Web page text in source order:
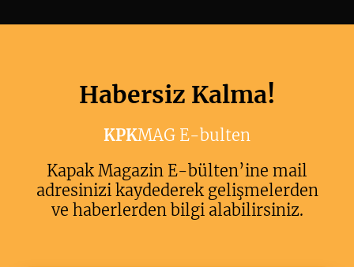
Habersiz Kalma!
KPKMAG E-bulten
Kapak Magazin E-bülten’ine mail
adresinizi kaydederek gelişmelerden
ve haberlerden bilgi alabilirsiniz.